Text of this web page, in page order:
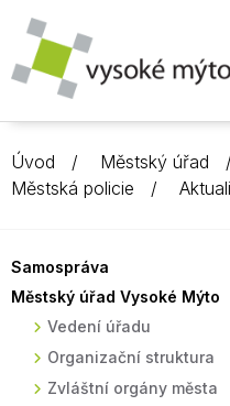
Úvod Městský úřad
Městská policie
Samospráva
Městský úřad Vysoké Mýto
Vedení úřadu
Organizační struktura
Zvláštní orgány města